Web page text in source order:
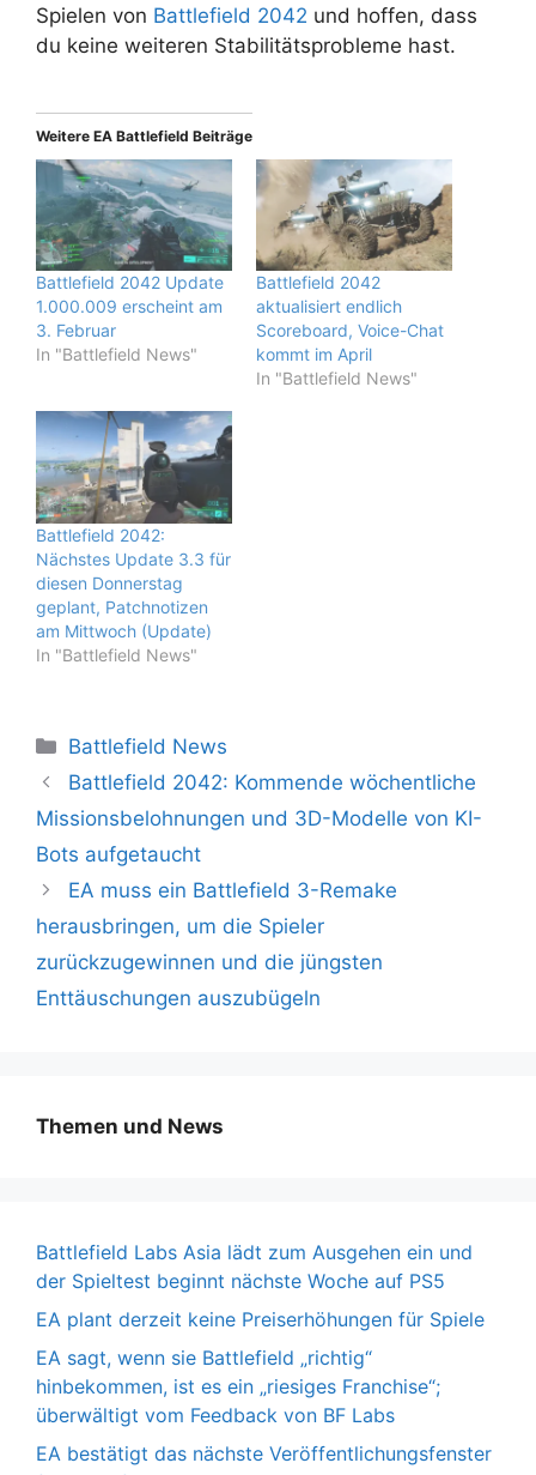
Spielen von Battlefield 2042 und hoffen, dass
du keine weiteren Stabilitätsprobleme hast.
Weitere EA Battlefield Beiträge
Battlefield 2042 Update
1.000.009 erscheint am
3. Februar
In "Battlefield News"
Battlefield 2042
aktualisiert endlich
Scoreboard, Voice-Chat
kommt im April
In "Battlefield News"
Battlefield 2042:
Nächstes Update 3.3 für
diesen Donnerstag
geplant, Patchnotizen
am Mittwoch (Update)
In "Battlefield News"
Kategorien
Battlefield News
Battlefield 2042: Kommende wöchentliche
Missionsbelohnungen und 3D-Modelle von KI-
Bots aufgetaucht
EA muss ein Battlefield 3-Remake
herausbringen, um die Spieler
zurückzugewinnen und die jüngsten
Enttäuschungen auszubügeln
Themen und News
Battlefield Labs Asia lädt zum Ausgehen ein und
der Spieltest beginnt nächste Woche auf PS5
EA plant derzeit keine Preiserhöhungen für Spiele
EA sagt, wenn sie Battlefield „richtig“
hinbekommen, ist es ein „riesiges Franchise“;
überwältigt vom Feedback von BF Labs
EA bestätigt das nächste Veröffentlichungsfenster